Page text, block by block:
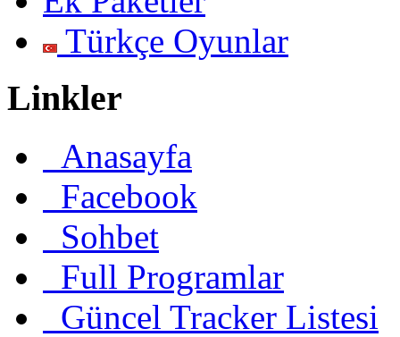
Türkçe Oyunlar
Linkler
Anasayfa
Facebook
Sohbet
Full Programlar
Güncel Tracker Listesi